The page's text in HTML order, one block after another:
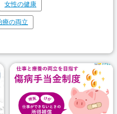
女性の健康
療の両立